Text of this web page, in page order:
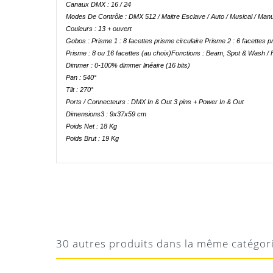
Canaux DMX : 16 / 24
Modes De Contrôle : DMX 512 / Maitre Esclave / Auto / Musical /
Couleurs : 13 + ouvert
Gobos : Prisme 1 : 8 facettes prisme circulaire Prisme 2 : 6 facettes
Prisme : 8 ou 16 facettes (au choix)Fonctions : Beam, Spot & Wash /
Dimmer : 0-100% dimmer linéaire (16 bits)
Pan : 540°
Tilt : 270°
Ports / Connecteurs : DMX In & Out 3 pins + Power In & Out
Dimensions3 : 9x37x59 cm
Poids Net : 18 Kg
Poids Brut : 19 Kg
30 autres produits dans la même